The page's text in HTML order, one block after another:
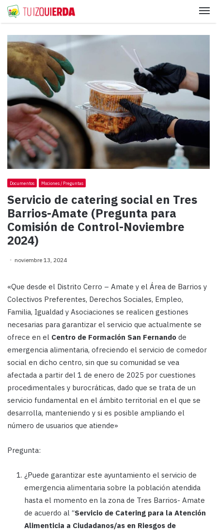
Documentos Mociones / Preguntas
Servicio de catering social en Tres
Barrios-Amate (Pregunta para
Comisión de Control-Noviembre
2024)
noviembre 13, 2024
«Que desde el Distrito Cerro – Amate y el Área de Barrios y
Colectivos Preferentes, Derechos Sociales, Empleo,
Familia, Igualdad y Asociaciones se realicen gestiones
necesarias para garantizar el servicio que actualmente se
ofrece en el Centro de Formación San Fernando de
emergencia alimentaria, ofreciendo el servicio de comedor
social en dicho centro, sin que su comunidad se vea
afectada a partir del 1 de enero de 2025 por cuestiones
procedimentales y burocráticas, dado que se trata de un
servicio fundamental en el ámbito territorial en el que se
desarrolla, manteniendo y si es posible ampliando el
número de usuarios que atiende»
Pregunta:
¿Puede garantizar este ayuntamiento el servicio de
emergencia alimentaria sobre la población atendida
hasta el momento en la zona de Tres Barrios- Amate
de acuerdo al “Servicio de Catering para la Atención
Alimenticia a Ciudadanos/as en Riesgos de